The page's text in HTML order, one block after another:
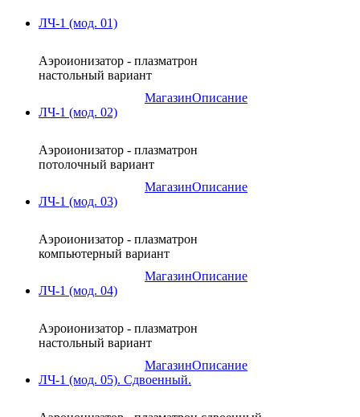
ЛЧ-1 (мод. 01)
Аэроионизатор - плазматрон
настольный вариант
МагазинОписание
ЛЧ-1 (мод. 02)
Аэроионизатор - плазматрон
потолочный вариант
МагазинОписание
ЛЧ-1 (мод. 03)
Аэроионизатор - плазматрон
компьютерный вариант
МагазинОписание
ЛЧ-1 (мод. 04)
Аэроионизатор - плазматрон
настольный вариант
МагазинОписание
ЛЧ-1 (мод. 05). Сдвоенный.